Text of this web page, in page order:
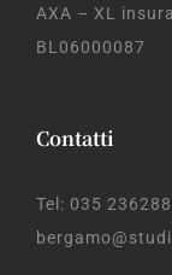
AXA – XL
BL06000087
Contatti
Tel: 035 236288